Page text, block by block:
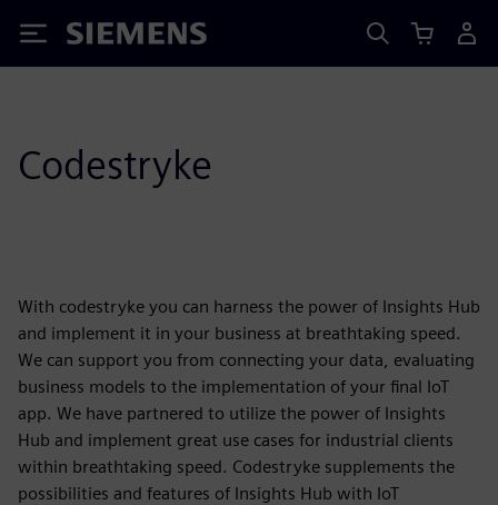
Siemens
Codestryke
With codestryke you can harness the power of Insights Hub
and implement it in your business at breathtaking speed.
We can support you from connecting your data, evaluating
business models to the implementation of your final IoT
app. We have partnered to utilize the power of Insights
Hub and implement great use cases for industrial clients
within breathtaking speed. Codestryke supplements the
possibilities and features of Insights Hub with IoT